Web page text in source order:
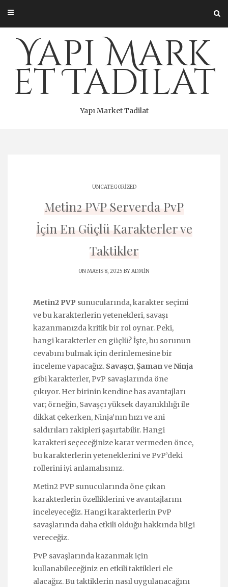
content
Yapı Mark
et Tadilat
Yapı Market Tadilat
UNCATEGORIZED
Metin2 PVP Serverda PvP
İçin En Güçlü Karakterler ve
Taktikler
ON MAYIS 8, 2025 BYADMIN
Metin2 PVP sunucularında, karakter seçimi
ve bu karakterlerin yetenekleri, savaşı
kazanmanızda kritik bir rol oynar. Peki,
hangi karakterler en güçlü? İşte, bu sorunun
cevabını bulmak için derinlemesine bir
inceleme yapacağız. Savaşçı, ŞamanveNinja
gibi karakterler, PvP savaşlarında öne
çıkıyor. Her birinin kendine has avantajları
var; örneğin, Savaşçı yüksek dayanıklılığı ile
dikkat çekerken, Ninja’nın hızı ve ani
saldırıları rakipleri şaşırtabilir. Hangi
karakteri seçeceğinize karar vermeden önce,
bu karakterlerin yeteneklerini ve PvP’deki
rollerini iyi anlamalısınız.
Metin2 PVP sunucularında öne çıkan
karakterlerin özelliklerini ve avantajlarını
inceleyeceğiz. Hangi karakterlerin PvP
savaşlarında daha etkili olduğu hakkında bilgi
vereceğiz.
PvP savaşlarında kazanmak için
kullanabileceğiniz en etkili taktikleri ele
alacağız. Bu taktiklerin nasıl uygulanacağını